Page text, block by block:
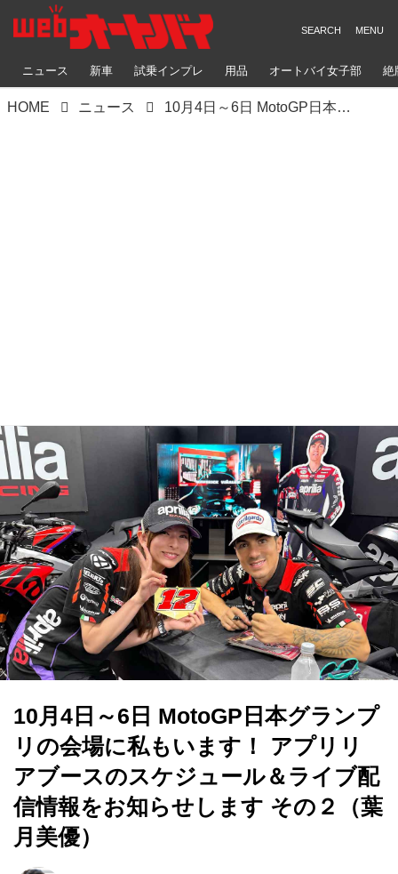
ニュース 新車 試乗インプレ 用品 オートバイ女子部 絶
HOME ニュース 10月4日～6日 MotoGP日本グランプリの会場に私もいます！ アプリリアブースのスケジュール＆ライブ配信情報をお知らせします その２（葉月美優）
10月4日～6日 MotoGP日本グランプ
リの会場に私もいます！ アプリリ
アブースのスケジュール＆ライブ配
信情報をお知らせします その２（葉
月美優）